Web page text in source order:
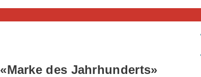
des Jahrhunderts»